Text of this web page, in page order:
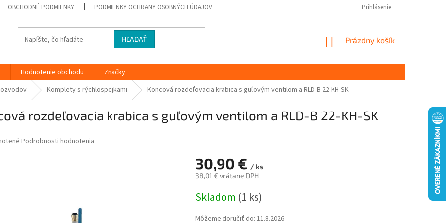
OBCHODNÉ PODMIENKY PODMIENKY OCHRANY OSOBNÝCH ÚDAJOV Prihlásenie
HĽADAŤ
NÁKUPNÝ
Prázdny košík
Hodnotenie obchodu
Značky
Komplety s rýchlospojkami Koncová rozdeľovacia krabica s guľovým ventilom a RLD-B 22-KH-SK
rozdeľovacia krabica s guľovým ventilom a RLD-B 22-KH-SK
Podrobnosti hodnotenia
30,90 € / ks
38,01 € vrátane DPH
cena:
Skladom (1 ks)
Môžeme doručiť do: 11.8.2026